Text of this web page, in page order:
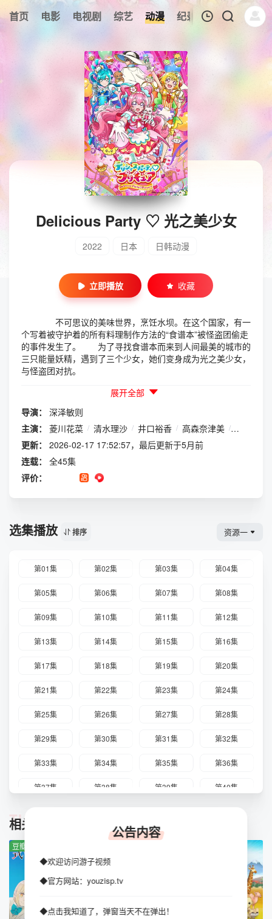
首页 电影 电视剧 综艺 动漫 纪录片 午夜剧场
我的观影记录
暂无观看影片的记录
Delicious Party ♡ 光之美少女
2022 日本 日韩动漫
立即播放 收藏
不可思议的美味世界，烹饪水坝。在这个国家，有一
个写着被守护着的所有料理制作方法的“食谱本”被怪盗团偷走
的事件发生了。 为了寻找食谱本而来到人间最美的城市的
三只能量妖精，遇到了三个少女，她们变身成为光之美少女，
与怪盗团对抗。
展开全部
导演：
深泽敏则
主演：
菱川花菜 / 清水理沙 / 井口裕香 / 高森奈津美 / 日冈夏美
更新：
2026-02-17 17:52:57，最后更新于5月前
连载：
全45集
评价：
选集播放 排序 资源一
第01集 第02集 第03集 第04集
第05集 第06集 第07集 第08集
第09集 第10集 第11集 第12集
第13集 第14集 第15集 第16集
第17集 第18集 第19集 第20集
第21集 第22集 第23集 第24集
第25集 第26集 第27集 第28集
第29集 第30集 第31集 第32集
第33集 第34集 第35集 第36集
第37集 第38集 第39集 第40集
相关推荐
TUIJIAN
豆瓣:5.0分
公告内容
◆欢迎访问游子视频
◆官方网站：youzisp.tv
◆点击我知道了，弹窗当天不在弹出！